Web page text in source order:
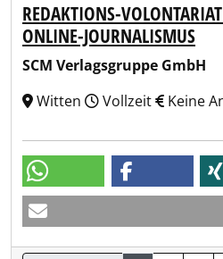
REDAKTIONS-
ONLINE-JOURNALISMUS
SCM Verlagsgruppe GmbH
Witten
Vollzeit Keine